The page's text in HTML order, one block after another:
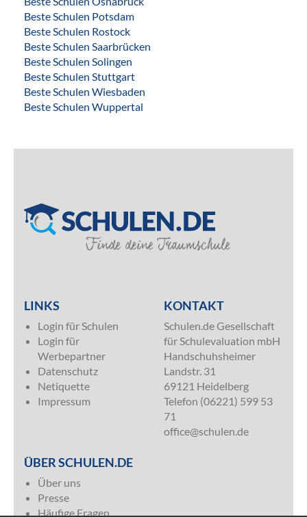
Beste Schulen Potsdam
Beste Schulen Rostock
Beste Schulen Saarbrücken
Beste Schulen Solingen
Beste Schulen Stuttgart
Beste Schulen Wiesbaden
Beste Schulen Wuppertal
LINKS
Login für Schulen
Login für
Werbepartner
Datenschutz
Netiquette
Impressum
KONTAKT
Schulen.de Gesellschaft
für Schulevaluation mbH
Handschuhsheimer
Landstr. 31
69121 Heidelberg
Telefon (06221) 599 53
71
office@schulen.de
ÜBER SCHULEN.DE
Über uns
Presse
Häufige Fragen